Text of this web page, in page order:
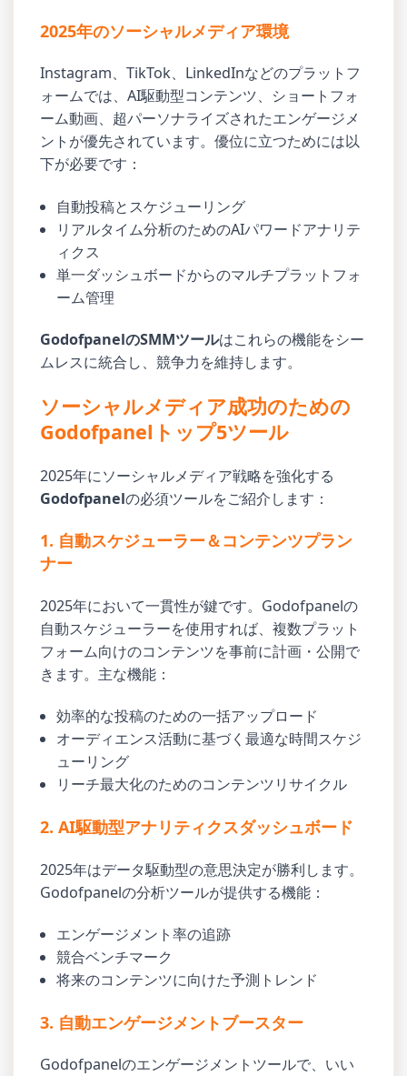
2025年のソーシャルメディア環境
Instagram、TikTok、LinkedInなどのプラットフ
ォームでは、AI駆動型コンテンツ、ショートフォ
ーム動画、超パーソナライズされたエンゲージメ
ントが優先されています。優位に立つためには以
下が必要です：
自動投稿とスケジューリング
リアルタイム分析のためのAIパワードアナリテ
ィクス
単一ダッシュボードからのマルチプラットフォ
ーム管理
GodofpanelのSMMツールはこれらの機能をシー
ムレスに統合し、競争力を維持します。
ソーシャルメディア成功のための
Godofpanelトップ5ツール
2025年にソーシャルメディア戦略を強化する
Godofpanelの必須ツールをご紹介します：
1. 自動スケジューラー＆コンテンツプラン
ナー
2025年において一貫性が鍵です。Godofpanelの
自動スケジューラーを使用すれば、複数プラット
フォーム向けのコンテンツを事前に計画・公開で
きます。主な機能：
効率的な投稿のための一括アップロード
オーディエンス活動に基づく最適な時間スケジ
ューリング
リーチ最大化のためのコンテンツリサイクル
2. AI駆動型アナリティクスダッシュボード
2025年はデータ駆動型の意思決定が勝利します。
Godofpanelの分析ツールが提供する機能：
エンゲージメント率の追跡
競合ベンチマーク
将来のコンテンツに向けた予測トレンド
3. 自動エンゲージメントブースター
Godofpanelのエンゲージメントツールで、いい